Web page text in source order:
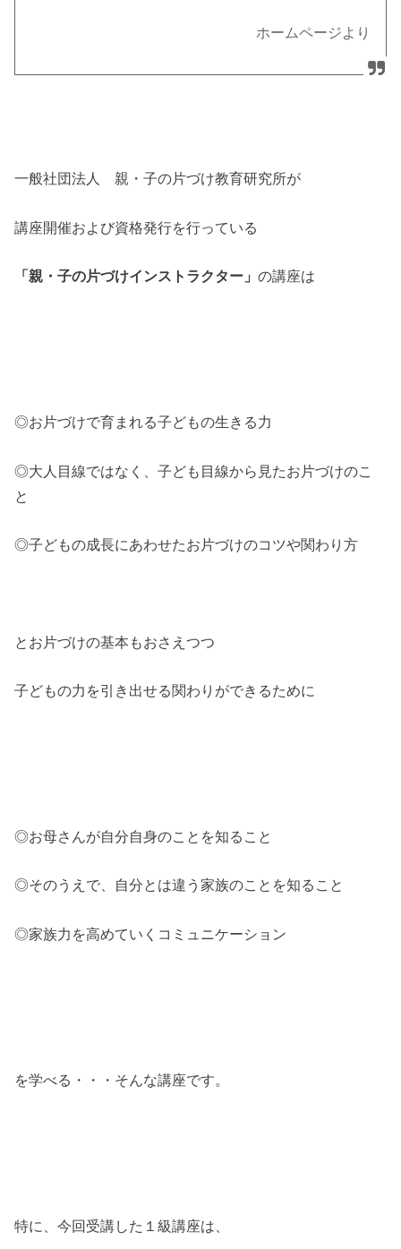
ホームページより
一般社団法人 親・子の片づけ教育研究所が
講座開催および資格発行を行っている
「親・子の片づけインストラクター」の講座は
◎お片づけで育まれる子どもの生きる力
◎大人目線ではなく、子ども目線から見たお片づけのこ
と
◎子どもの成長にあわせたお片づけのコツや関わり方
とお片づけの基本もおさえつつ
子どもの力を引き出せる関わりができるために
◎お母さんが自分自身のことを知ること
◎そのうえで、自分とは違う家族のことを知ること
◎家族力を高めていくコミュニケーション
を学べる・・・そんな講座です。
特に、今回受講した１級講座は、